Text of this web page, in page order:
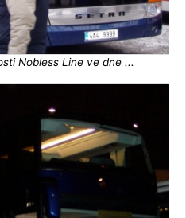
Nobless Line ve dne ...